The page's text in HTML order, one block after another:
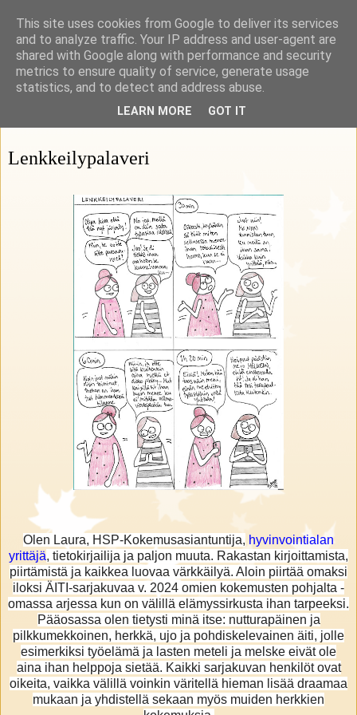
Rohkeasti herkkä
HSP Suomi ry:n blogi
Lenkkeilypalaveri
Olen Laura, HSP-Kokemusasiantuntija, hyvinvointialan
yrittäjä, tietokirjailija ja paljon muuta. Rakastan kirjoittamista,
piirtämistä ja kaikkea luovaa värkkäilyä. Aloin piirtää omaksi
iloksi ÄITI-sarjakuvaa v. 2024 omien kokemusten pohjalta -
omassa arjessa kun on välillä elämyssirkusta ihan tarpeeksi.
Pääosassa olen tietysti minä itse: nutturapäinen ja
pilkkumekkoinen, herkkä, ujo ja pohdiskelevainen äiti, jolle
esimerkiksi työelämä ja lasten meteli ja melske eivät ole
aina ihan helppoja sietää. Kaikki sarjakuvan henkilöt ovat
oikeita, vaikka välillä voinkin väritellä hieman lisää draamaa
mukaan ja yhdistellä sekaan myös muiden herkkien
This site uses cookies from Google to deliver its services
and to analyze traffic. Your IP address and user-agent are
shared with Google along with performance and security
metrics to ensure quality of service, generate usage
statistics, and to detect and address abuse.
LEARN MORE GOT IT